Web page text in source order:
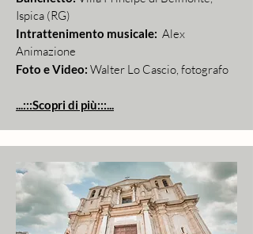
Ispica (RG)
Intrattenimento musicale: Alex
Animazione
Foto e Video: Walter Lo Cascio, fotografo
...:::Scopri di più:::...